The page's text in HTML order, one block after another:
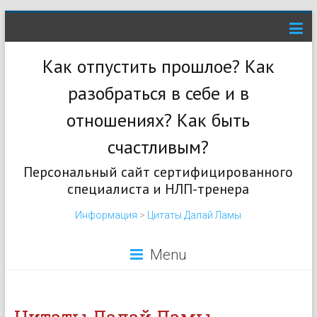
Как отпустить прошлое? Как
разобраться в себе и в
отношениях? Как быть
счастливым?
Персональный сайт сертифицированного
специалиста и НЛП-тренера
Информация > Цитаты Далай Ламы
Menu